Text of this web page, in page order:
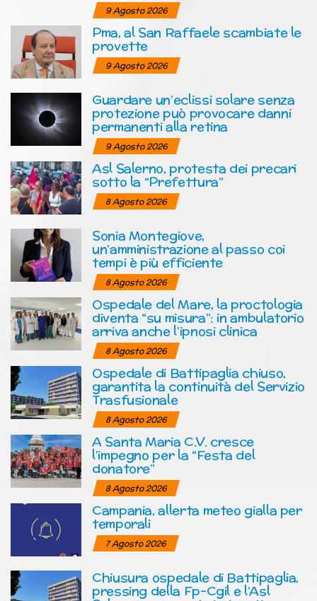
9 Agosto 2026
Pma, al San Raffaele scambiate le
provette
9 Agosto 2026
Guardare un’eclissi solare senza
protezione può provocare danni
permanenti alla retina
9 Agosto 2026
Asl Salerno, protesta dei precari
sotto la “Prefettura”
8 Agosto 2026
Sonia Montegiove,
un’amministrazione al passo coi
tempi è più efficiente
8 Agosto 2026
Ospedale del Mare, la proctologia
diventa “su misura”: in ambulatorio
arriva anche l’ipnosi clinica
8 Agosto 2026
Ospedale di Battipaglia chiuso,
garantita la continuità del Servizio
Trasfusionale
8 Agosto 2026
A Santa Maria C.V. cresce
l’impegno per la “Festa del
donatore”
8 Agosto 2026
Campania, allerta meteo gialla per
temporali
7 Agosto 2026
Chiusura ospedale di Battipaglia,
pressing della Fp-Cgil e l’Asl